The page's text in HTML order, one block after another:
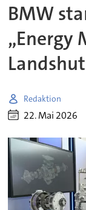
BMW
„Energy
Landshut
Redaktion
22. Mai 2026